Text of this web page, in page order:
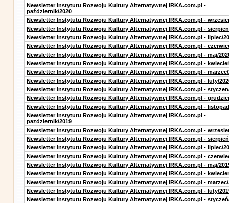
Newsletter Instytutu Rozwoju Kultury Alternatywnej IRKA.com.pl -
październik/2020
Newsletter Instytutu Rozwoju Kultury Alternatywnej IRKA.com.pl -
Newsletter Instytutu Rozwoju Kultury Alternatywnej IRKA.com.pl -
Newsletter Instytutu Rozwoju Kultury Alternatywnej IRKA.com.pl - lipiec/
Newsletter Instytutu Rozwoju Kultury Alternatywnej IRKA.com.pl -
Newsletter Instytutu Rozwoju Kultury Alternatywnej IRKA.com.pl - maj/
Newsletter Instytutu Rozwoju Kultury Alternatywnej IRKA.com.pl -
Newsletter Instytutu Rozwoju Kultury Alternatywnej IRKA.com.pl - marzec/
Newsletter Instytutu Rozwoju Kultury Alternatywnej IRKA.com.pl - luty/
Newsletter Instytutu Rozwoju Kultury Alternatywnej IRKA.com.pl -
Newsletter Instytutu Rozwoju Kultury Alternatywnej IRKA.com.pl -
Newsletter Instytutu Rozwoju Kultury Alternatywnej IRKA.com.pl -
Newsletter Instytutu Rozwoju Kultury Alternatywnej IRKA.com.pl -
pazdziernik/2019
Newsletter Instytutu Rozwoju Kultury Alternatywnej IRKA.com.pl -
Newsletter Instytutu Rozwoju Kultury Alternatywnej IRKA.com.pl -
Newsletter Instytutu Rozwoju Kultury Alternatywnej IRKA.com.pl - lipiec/
Newsletter Instytutu Rozwoju Kultury Alternatywnej IRKA.com.pl -
Newsletter Instytutu Rozwoju Kultury Alternatywnej IRKA.com.pl - maj/
Newsletter Instytutu Rozwoju Kultury Alternatywnej IRKA.com.pl -
Newsletter Instytutu Rozwoju Kultury Alternatywnej IRKA.com.pl - marzec/
Newsletter Instytutu Rozwoju Kultury Alternatywnej IRKA.com.pl - luty/
Newsletter Instytutu Rozwoju Kultury Alternatywnej IRKA.com.pl -